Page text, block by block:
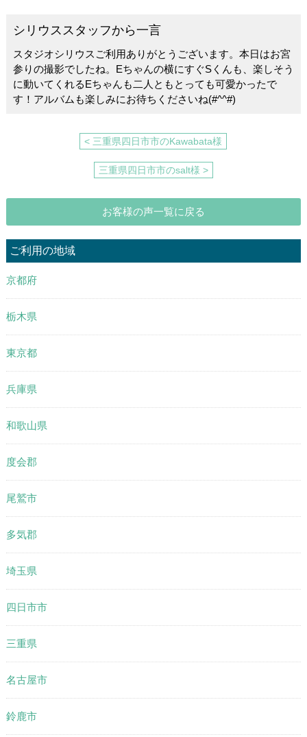
o
o
k
シリウススタッフから一言
スタジオシリウスご利用ありがとうございます。本日はお宮
参りの撮影でしたね。Eちゃんの横にすぐSくんも、楽しそう
に動いてくれるEちゃんも二人ともとっても可愛かったで
す！アルバムも楽しみにお待ちくださいね(#^^#)
< 三重県四日市市のKawabata様
三重県四日市市のsalt様 >
お客様の声一覧に戻る
ご利用の地域
京都府
栃木県
東京都
兵庫県
和歌山県
度会郡
尾鷲市
多気郡
埼玉県
四日市市
三重県
名古屋市
鈴鹿市